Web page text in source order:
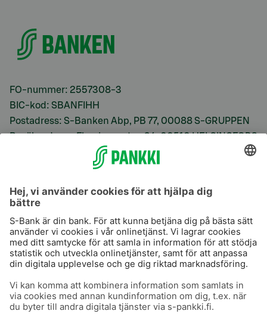
FO-nummer: 2557308-3
BIC-kod: SBANFIHH
Postadress: S-Banken Abp, PB 77, 00088 S-GRUPPEN
Besöksadress: Flemingsgatan 34, 00510 HELSINGFORS
(ingen kundservice)
S-Prime
S-Prime 2,0 %